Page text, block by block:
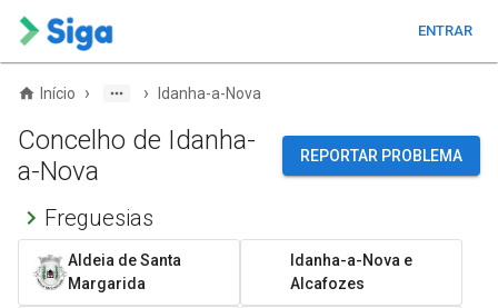
ENTRAR
Início › › Idanha-a-Nova
Concelho de Idanha-
a-Nova
REPORTAR PROBLEMA
Freguesias
Aldeia de Santa
Margarida
Idanha-a-Nova e
Alcafozes